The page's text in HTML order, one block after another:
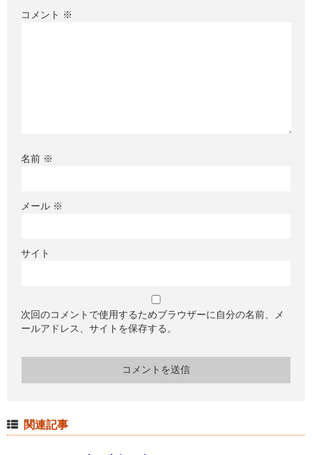
コメント ※
名前 ※
メール ※
サイト
次回のコメントで使用するためブラウザーに自分の名前、メ
ールアドレス、サイトを保存する。
関連記事